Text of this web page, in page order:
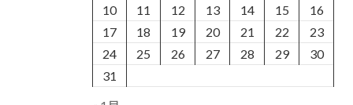
10
11 12 13 14 15
16
17
18 19 20 21 22
23
24
25 26 27 28 29
30
31